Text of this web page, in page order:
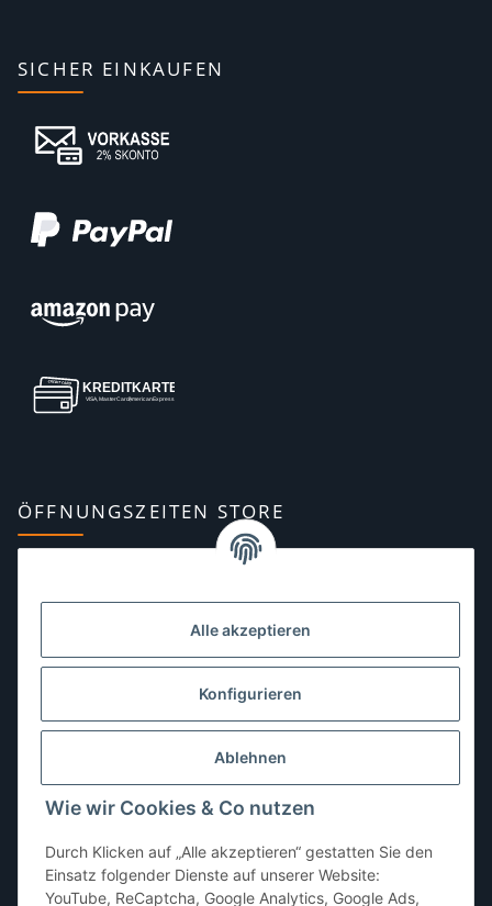
Alle akzeptieren
Konfigurieren
Ablehnen
Wie wir Cookies & Co nutzen
Durch Klicken auf „Alle akzeptieren“ gestatten Sie den
Einsatz folgender Dienste auf unserer Website:
YouTube, ReCaptcha, Google Analytics, Google Ads,
SICHER EINKAUFEN
ÖFFNUNGSZEITEN STORE
10:00–13:00, 14:00–18:00 Uhr
Dienstag:10:00–13:00, 14:00–16:00 Uhr
10:00–13:00 Uhr
Freitag:10:00–13:00, 14:00–18:00 Uhr
Sonntag: geschlossen